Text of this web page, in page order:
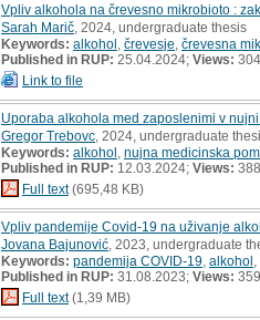
Vpliv alkohola na črevesno mikrobioto :
Sarah Marič , 2024, undergraduate thesis
Keywords: alkohol črevesje črevesna
Published in RUP: 25.04.2024; Views:
Link to file
Uporaba alkohola med zaposlenimi v
Gregor Trebovc , 2024, undergraduate
Keywords: alkohol nujna medicinska
Published in RUP: 12.03.2024; Views:
Full text(695,48 KB)
Vpliv pandemije Covid-19 na uživanje
Jovana Bajunović , 2023, undergraduate
Keywords: pandemija COVID-19 alkohol
Published in RUP: 31.08.2023; Views:
Full text(1,39 MB)